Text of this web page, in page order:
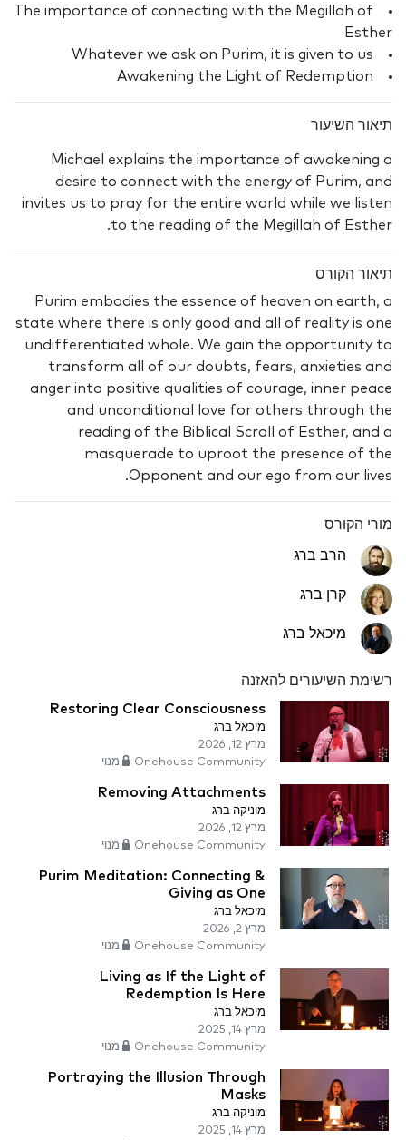
The importance of connecting with the Megillah of
Esther
Whatever we ask on Purim, it is given to us
Awakening the Light of Redemption
תיאור השיעור
Michael explains the importance of awakening a
desire to connect with the energy of Purim, and
invites us to pray for the entire world while we listen
to the reading of the Megillah of Esther.
תיאור הקורס
Purim embodies the essence of heaven on earth, a
state where there is only good and all of reality is one
undifferentiated whole. We gain the opportunity to
transform all of our doubts, fears, anxieties and
anger into positive qualities of courage, inner peace
and unconditional love for others through the
reading of the Biblical Scroll of Esther, and a
masquerade to uproot the presence of the
Opponent and our ego from our lives.
מורי הקורס
הרב ברג
קרן ברג
מיכאל ברג
רשימת השיעורים להאזנה
Restoring Clear Consciousness
מיכאל ברג
מרץ 12, 2026
Onehouse Community מנוי
Removing Attachments
מוניקה ברג
מרץ 12, 2026
Onehouse Community מנוי
Purim Meditation: Connecting &
Giving as One
מיכאל ברג
מרץ 2, 2026
Onehouse Community מנוי
Living as If the Light of
Redemption Is Here
מיכאל ברג
מרץ 14, 2025
Onehouse Community מנוי
Portraying the Illusion Through
Masks
מוניקה ברג
מרץ 14, 2025